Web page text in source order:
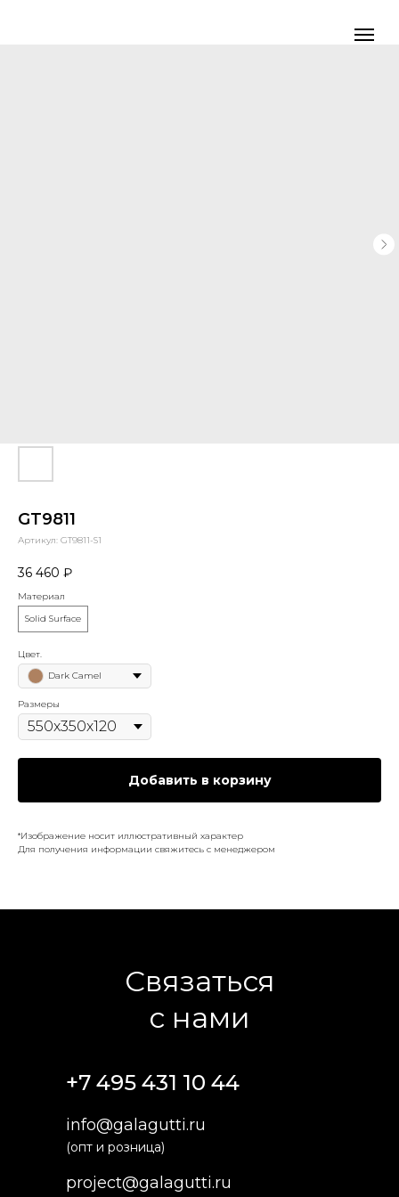
GT9811
Артикул: GT9811-S1
36 460 ₽
Материал
Solid Surface
Цвет.
Dark Camel
Размеры
Добавить в корзину
*Изображение носит иллюстративный характер
Для получения информации свяжитесь с менеджером
Связаться
с нами
project@galagutti.ru
(опт и розница)
info@galagutti.ru
+7 495 431 10 44